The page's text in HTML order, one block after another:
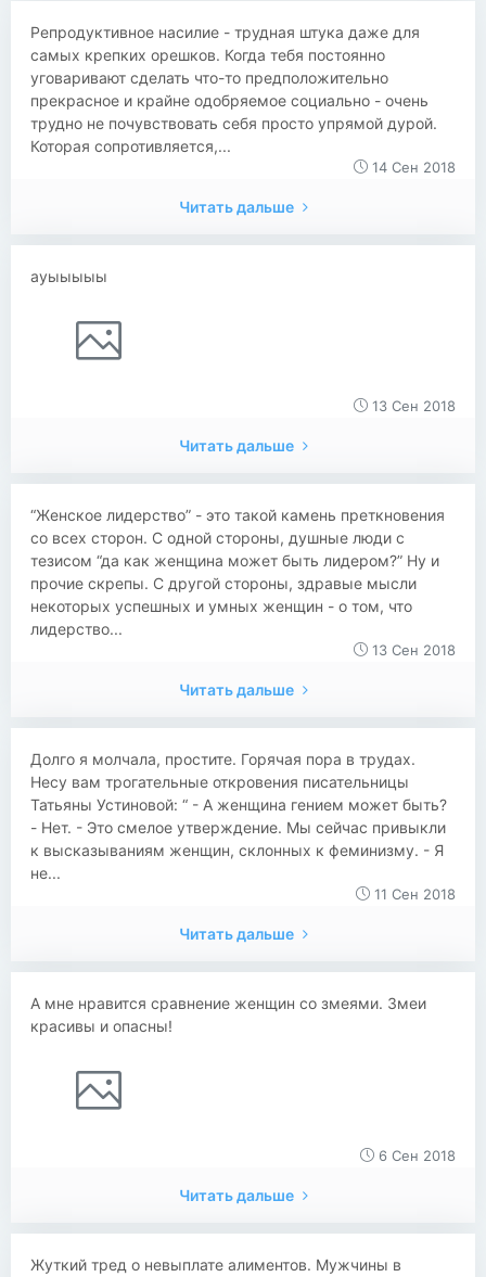
Репродуктивное насилие - трудная штука даже для
самых крепких орешков. Когда тебя постоянно
уговаривают сделать что-то предположительно
прекрасное и крайне одобряемое социально - очень
трудно не почувствовать себя просто упрямой дурой.
Которая сопротивляется,...
14 Сен 2018
Читать дальше
ауыыыыы
13 Сен 2018
Читать дальше
“Женское лидерство” - это такой камень преткновения
со всех сторон. С одной стороны, душные люди с
тезисом “да как женщина может быть лидером?” Ну и
прочие скрепы. С другой стороны, здравые мысли
некоторых успешных и умных женщин - о том, что
лидерство...
13 Сен 2018
Читать дальше
Долго я молчала, простите. Горячая пора в трудах.
Несу вам трогательные откровения писательницы
Татьяны Устиновой: “ - А женщина гением может быть?
- Нет. - Это смелое утверждение. Мы сейчас привыкли
к высказываниям женщин, склонных к феминизму. - Я
не...
11 Сен 2018
Читать дальше
А мне нравится сравнение женщин со змеями. Змеи
красивы и опасны!
6 Сен 2018
Читать дальше
Жуткий тред о невыплате алиментов. Мужчины в